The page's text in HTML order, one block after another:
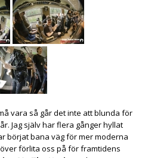
vara så går det inte att blunda för
Jag själv har flera gånger hyllat
börjat bana väg för mer moderna
förlita oss på för framtidens